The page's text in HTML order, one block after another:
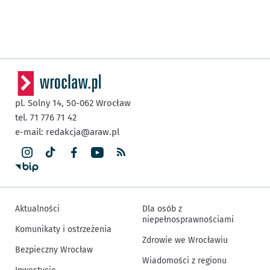
pl. Solny 14, 50-062 Wrocław
tel. 71 776 71 42
e-mail: redakcja@araw.pl
Aktualności
Komunikaty i ostrzeżenia
Bezpieczny Wrocław
Dla osób z
niepełnosprawnościami
Zdrowie we Wrocławiu
Wiadomości z regionu